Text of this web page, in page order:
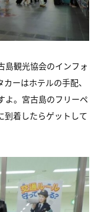
島観光協会のインフォ
ーはホテルの手配、
よ。宮古島のフリーペ
到着したらゲットして